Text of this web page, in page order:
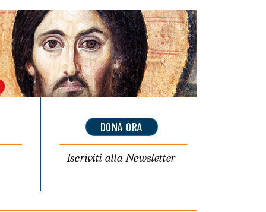
DONA ORA
Iscriviti allaNewsletter